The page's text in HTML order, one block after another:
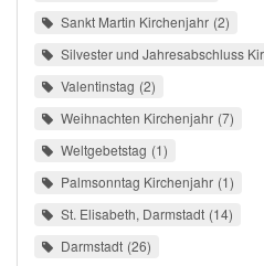
Sankt Martin Kirchenjahr 2
Silvester und Jahresabschluss
Valentinstag 2
Weihnachten Kirchenjahr 7
Weltgebetstag 1
Palmsonntag Kirchenjahr 1
St. Elisabeth, Darmstadt 14
Darmstadt 26